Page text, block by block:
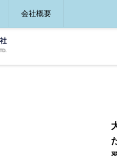
会社概要